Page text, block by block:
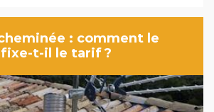
: comment le
t-il le tarif ?